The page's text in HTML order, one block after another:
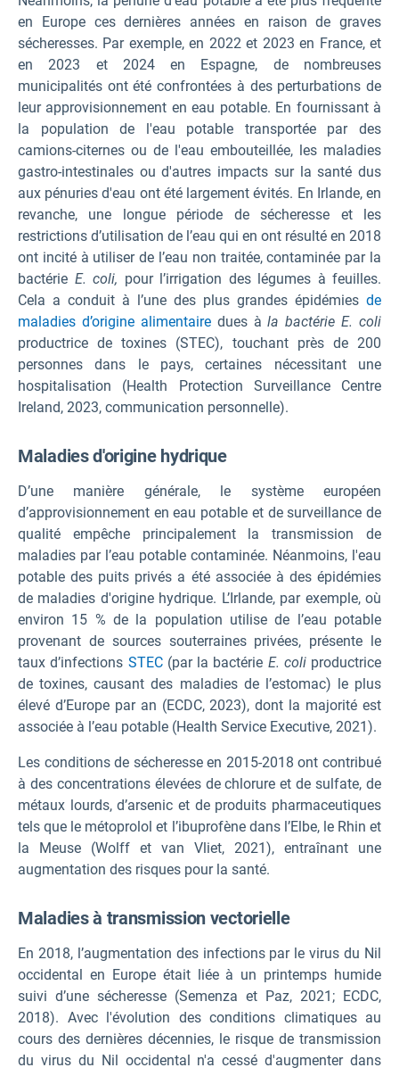
en Europe ces dernières années en raison de graves
sécheresses. Par exemple, en 2022 et 2023 en France, et
en 2023 et 2024 en Espagne, de nombreuses
municipalités ont été confrontées à des perturbations de
leur approvisionnement en eau potable. En fournissant à
la population de l'eau potable transportée par des
camions-citernes ou de l'eau embouteillée, les maladies
gastro-intestinales ou d'autres impacts sur la santé dus
aux pénuries d'eau ont été largement évités. En Irlande, en
revanche, une longue période de sécheresse et les
restrictions d’utilisation de l’eau qui en ont résulté en 2018
ont incité à utiliser de l’eau non traitée, contaminée par la
bactérie E. coli, pour l’irrigation des légumes à feuilles.
Cela a conduit à l’une des plus grandes épidémies de
maladies d’origine alimentairedues àla bactérie E. coli
productrice de toxines (STEC), touchant près de 200
personnes dans le pays, certaines nécessitant une
hospitalisation (Health Protection Surveillance Centre
Ireland, 2023, communication personnelle).
Maladies d'origine hydrique
D’une manière générale, le système européen
d’approvisionnement en eau potable et de surveillance de
qualité empêche principalement la transmission de
maladies par l’eau potable contaminée. Néanmoins, l'eau
potable des puits privés a été associée à des épidémies
de maladies d'origine hydrique. L’Irlande, par exemple, où
environ 15 % de la population utilise de l’eau potable
provenant de sources souterraines privées, présente le
taux d’infections STEC(par la bactérie E. coliproductrice
de toxines, causant des maladies de l’estomac) le plus
élevé d’Europe par an (ECDC, 2023), dont la majorité est
associée à l’eau potable (Health Service Executive, 2021).
Les conditions de sécheresse en 2015-2018 ont contribué
à des concentrations élevées de chlorure et de sulfate, de
métaux lourds, d’arsenic et de produits pharmaceutiques
tels que le métoprolol et l’ibuprofène dans l’Elbe, le Rhin et
la Meuse (Wolff et van Vliet, 2021), entraînant une
augmentation des risques pour la santé.
Maladies à transmission vectorielle
En 2018, l’augmentation des infections par le virus du Nil
occidental en Europe était liée à un printemps humide
suivi d’une sécheresse (Semenza et Paz, 2021; ECDC,
2018). Avec l'évolution des conditions climatiques au
cours des dernières décennies, le risque de transmission
du virus du Nil occidental n'a cessé d'augmenter dans